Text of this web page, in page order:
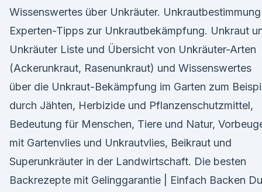
Wissenswertes über Unkräuter.
Experten-Tipps zur Unkrautbekämpfung. Unkraut
Unkräuter Liste und Übersicht von Unkräuter-Arten
(Ackerunkraut, Rasenunkraut) und Wissenswertes
über die Unkraut-Bekämpfung im Garten zum
durch Jähten, Herbizide und Pflanzenschutzmittel,
Bedeutung für Menschen, Tiere und Natur,
mit Gartenvlies und Unkrautvlies, Beikraut und
Superunkräuter in der Landwirtschaft. Die besten
Backrezepte mit Gelinggarantie | Einfach Backen Du